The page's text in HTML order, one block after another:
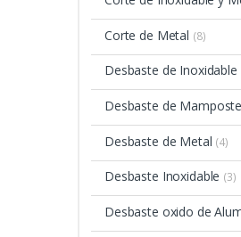
Corte de Metal (8)
Desbaste de
Desbaste de
Desbaste de Metal (4)
Desbaste Inoxidable (3)
Desbaste oxido de